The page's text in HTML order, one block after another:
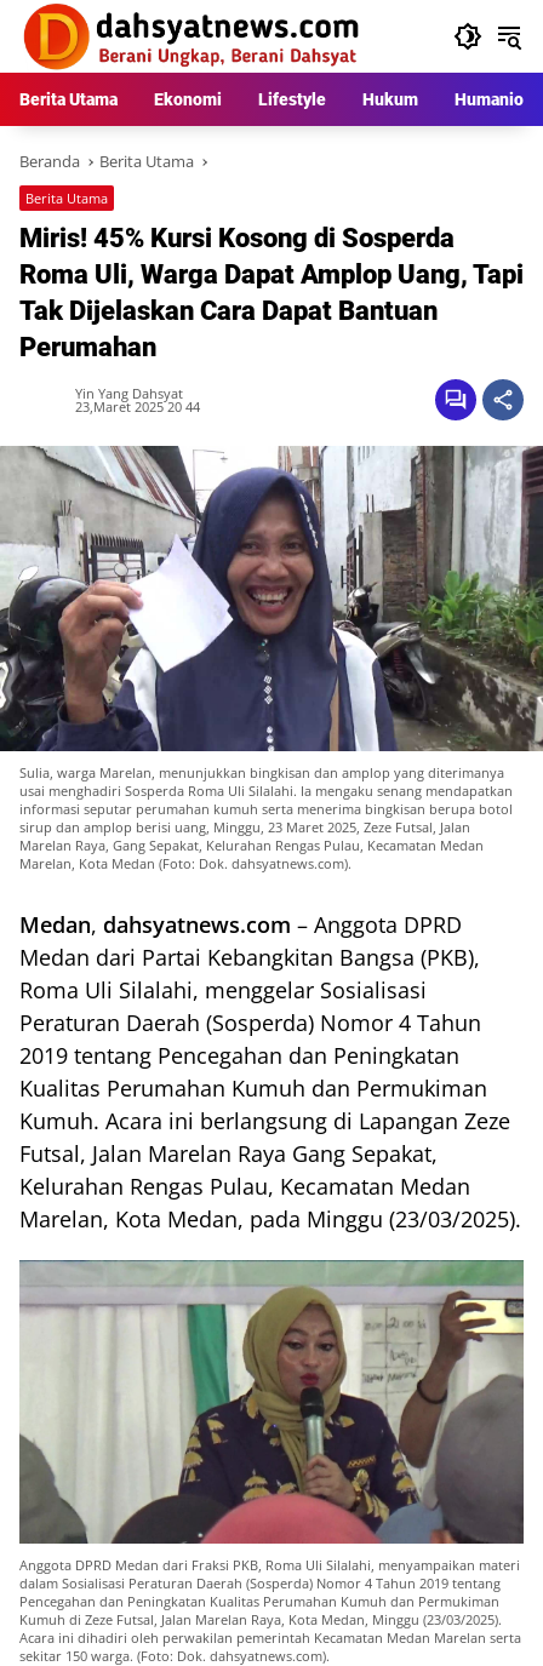
Langsung
konten
Berita Utama Ekonomi Lifestyle Hukum Humaniora
Beranda Berita Utama
Berita Utama
Miris! 45% Kursi Kosong di Sosperda
Roma Uli, Warga Dapat Amplop Uang, Tapi
Tak Dijelaskan Cara Dapat Bantuan
Perumahan
Yin Yang Dahsyat
23,Maret 2025 20 44
Sulia, warga Marelan, menunjukkan bingkisan dan amplop yang diterimanya
usai menghadiri Sosperda Roma Uli Silalahi. Ia mengaku senang mendapatkan
informasi seputar perumahan kumuh serta menerima bingkisan berupa botol
sirup dan amplop berisi uang, Minggu, 23 Maret 2025, Zeze Futsal, Jalan
Marelan Raya, Gang Sepakat, Kelurahan Rengas Pulau, Kecamatan Medan
Marelan, Kota Medan (Foto: Dok. dahsyatnews.com).
Medan, dahsyatnews.com – Anggota DPRD
Medan dari Partai Kebangkitan Bangsa (PKB),
Roma Uli Silalahi, menggelar Sosialisasi
Peraturan Daerah (Sosperda) Nomor 4 Tahun
2019 tentang Pencegahan dan Peningkatan
Kualitas Perumahan Kumuh dan Permukiman
Kumuh. Acara ini berlangsung di Lapangan Zeze
Futsal, Jalan Marelan Raya Gang Sepakat,
Kelurahan Rengas Pulau, Kecamatan Medan
Marelan, Kota Medan, pada Minggu (23/03/2025).
Anggota DPRD Medan dari Fraksi PKB, Roma Uli Silalahi, menyampaikan materi
dalam Sosialisasi Peraturan Daerah (Sosperda) Nomor 4 Tahun 2019 tentang
Pencegahan dan Peningkatan Kualitas Perumahan Kumuh dan Permukiman
Kumuh di Zeze Futsal, Jalan Marelan Raya, Kota Medan, Minggu (23/03/2025).
Acara ini dihadiri oleh perwakilan pemerintah Kecamatan Medan Marelan serta
sekitar 150 warga. (Foto: Dok. dahsyatnews.com).